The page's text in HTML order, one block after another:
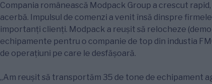
Compania românească Modpack Group a crescut
acerbă. Impulsul de comenzi a venit însă dinspre
importanţi clienţi. Modpack a reușit să relocheze
echipamente pentru o companie de top din industia
de operațiuni pe care le desfășoară.
„Am reușit să transportăm 35 de tone de echipament